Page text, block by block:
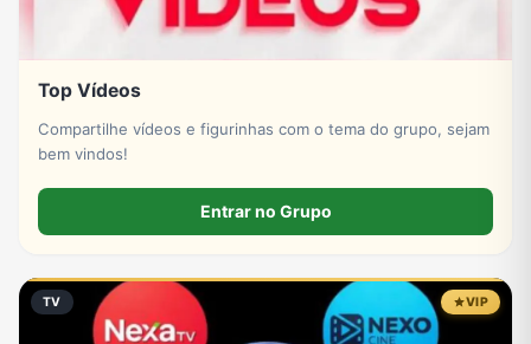
Top Vídeos
Compartilhe vídeos e figurinhas com o tema do grupo, sejam
bem vindos!
Entrar no Grupo
TV VIP